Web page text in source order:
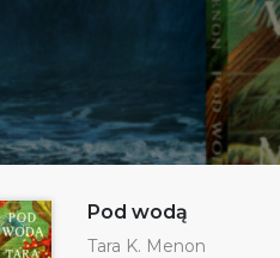
Pod wodą
Tara K. Menon